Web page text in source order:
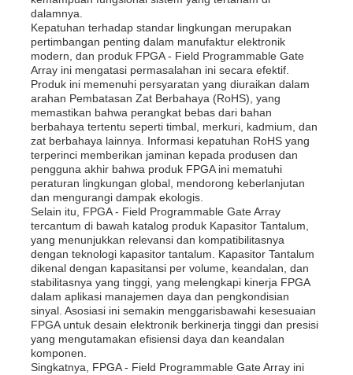
Video
Tentang Kami
Tur Pabrik
Kontrol Kualitas
Hubungi Kami
Berita
Kasus
FPGA Field Programmable Gate Array
dalamnya.
Kepatuhan terhadap standar lingkungan merupakan
pertimbangan penting dalam manufaktur elektronik
modern, dan produk FPGA - Field Programmable Gate
Array ini mengatasi permasalahan ini secara efektif.
Produk ini memenuhi persyaratan yang diuraikan dalam
arahan Pembatasan Zat Berbahaya (RoHS), yang
memastikan bahwa perangkat bebas dari bahan
berbahaya tertentu seperti timbal, merkuri, kadmium, dan
zat berbahaya lainnya. Informasi kepatuhan RoHS yang
terperinci memberikan jaminan kepada produsen dan
pengguna akhir bahwa produk FPGA ini mematuhi
peraturan lingkungan global, mendorong keberlanjutan
dan mengurangi dampak ekologis.
Selain itu, FPGA - Field Programmable Gate Array
tercantum di bawah katalog produk Kapasitor Tantalum,
yang menunjukkan relevansi dan kompatibilitasnya
dengan teknologi kapasitor tantalum. Kapasitor Tantalum
dikenal dengan kapasitansi per volume, keandalan, dan
stabilitasnya yang tinggi, yang melengkapi kinerja FPGA
dalam aplikasi manajemen daya dan pengkondisian
sinyal. Asosiasi ini semakin menggarisbawahi kesesuaian
FPGA untuk desain elektronik berkinerja tinggi dan presisi
yang mengutamakan efisiensi daya dan keandalan
komponen.
Singkatnya, FPGA - Field Programmable Gate Array ini